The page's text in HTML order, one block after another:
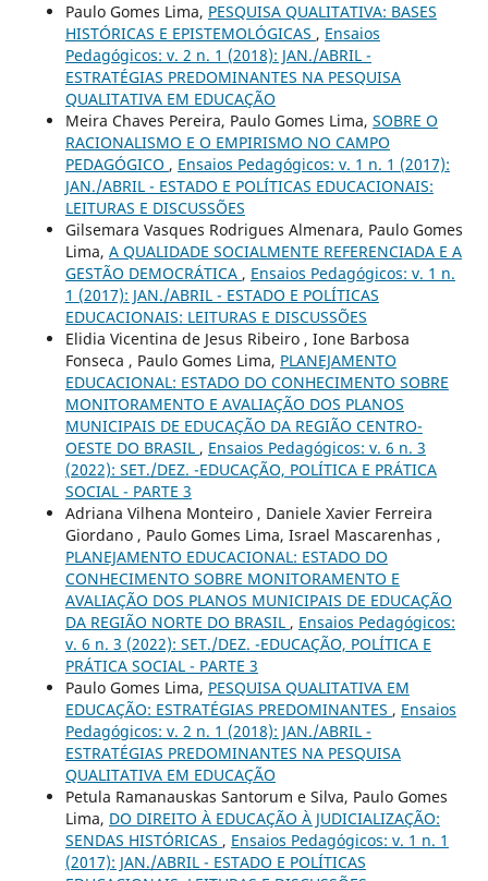
Paulo Gomes Lima, PESQUISA QUALITATIVA: BASES
HISTÓRICAS E EPISTEMOLÓGICAS , Ensaios
Pedagógicos: v. 2 n. 1 (2018): JAN./ABRIL -
ESTRATÉGIAS PREDOMINANTES NA PESQUISA
QUALITATIVA EM EDUCAÇÃO
Meira Chaves Pereira, Paulo Gomes Lima, SOBRE O
RACIONALISMO E O EMPIRISMO NO CAMPO
PEDAGÓGICO , Ensaios Pedagógicos: v. 1 n. 1 (2017):
JAN./ABRIL - ESTADO E POLÍTICAS EDUCACIONAIS:
LEITURAS E DISCUSSÕES
Gilsemara Vasques Rodrigues Almenara, Paulo Gomes
Lima, A QUALIDADE SOCIALMENTE REFERENCIADA E A
GESTÃO DEMOCRÁTICA , Ensaios Pedagógicos: v. 1 n.
1 (2017): JAN./ABRIL - ESTADO E POLÍTICAS
EDUCACIONAIS: LEITURAS E DISCUSSÕES
Elidia Vicentina de Jesus Ribeiro , Ione Barbosa
Fonseca , Paulo Gomes Lima, PLANEJAMENTO
EDUCACIONAL: ESTADO DO CONHECIMENTO SOBRE
MONITORAMENTO E AVALIAÇÃO DOS PLANOS
MUNICIPAIS DE EDUCAÇÃO DA REGIÃO CENTRO-
OESTE DO BRASIL , Ensaios Pedagógicos: v. 6 n. 3
(2022): SET./DEZ. -EDUCAÇÃO, POLÍTICA E PRÁTICA
SOCIAL - PARTE 3
Adriana Vilhena Monteiro , Daniele Xavier Ferreira
Giordano , Paulo Gomes Lima, Israel Mascarenhas ,
PLANEJAMENTO EDUCACIONAL: ESTADO DO
CONHECIMENTO SOBRE MONITORAMENTO E
AVALIAÇÃO DOS PLANOS MUNICIPAIS DE EDUCAÇÃO
DA REGIÃO NORTE DO BRASIL , Ensaios Pedagógicos:
v. 6 n. 3 (2022): SET./DEZ. -EDUCAÇÃO, POLÍTICA E
PRÁTICA SOCIAL - PARTE 3
Paulo Gomes Lima, PESQUISA QUALITATIVA EM
EDUCAÇÃO: ESTRATÉGIAS PREDOMINANTES , Ensaios
Pedagógicos: v. 2 n. 1 (2018): JAN./ABRIL -
ESTRATÉGIAS PREDOMINANTES NA PESQUISA
QUALITATIVA EM EDUCAÇÃO
Petula Ramanauskas Santorum e Silva, Paulo Gomes
Lima, DO DIREITO À EDUCAÇÃO À JUDICIALIZAÇÃO:
SENDAS HISTÓRICAS , Ensaios Pedagógicos: v. 1 n. 1
(2017): JAN./ABRIL - ESTADO E POLÍTICAS